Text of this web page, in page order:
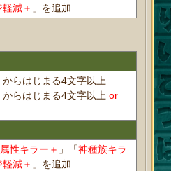
減＋ 」を追加
からはじまる4文字以上
からはじまる4文字以上 or
性キラー＋ 」「神種族キラ
減＋ 」を追加